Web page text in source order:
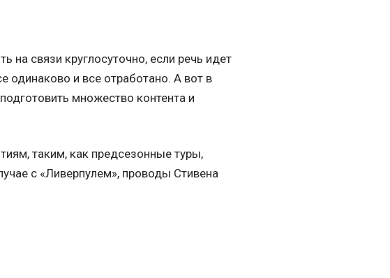
связи круглосуточно, если речь идет
одинаково и все отработано. А вот в
множество контента и
таким, как предсезонные туры,
с «Ливерпулем», проводы Стивена